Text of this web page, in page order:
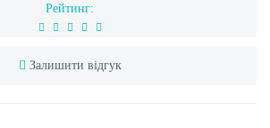
Рейтинг:
Залишити відгук